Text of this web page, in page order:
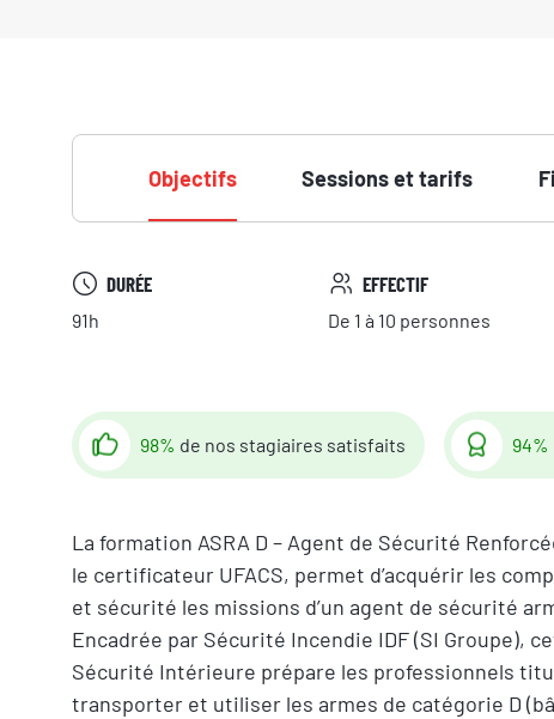
Objectifs Sessions et tarifs
DURÉE
91h
EFFECTIF
De 1 à 10 personnes
98% de nos stagiaires satisfaits 94%
La formation ASRA D – Agent de Sécurité
le certificateur UFACS, permet d’acquérir les
et sécurité les missions d’un agent de sécurité
Encadrée par Sécurité Incendie IDF (SI Groupe),
Sécurité Intérieure prépare les professionnels
transporter et utiliser les armes de catégorie D